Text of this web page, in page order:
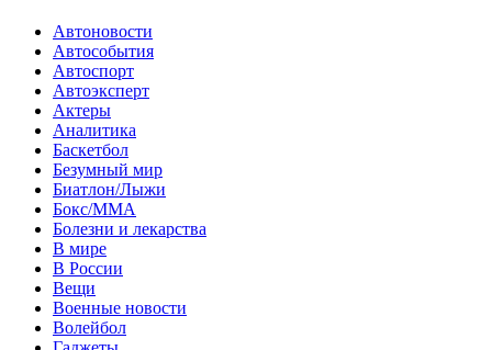
Автоновости
Автособытия
Автоспорт
Автоэксперт
Актеры
Аналитика
Баскетбол
Безумный мир
Биатлон/Лыжи
Бокс/MMA
Болезни и лекарства
В мире
В России
Вещи
Военные новости
Волейбол